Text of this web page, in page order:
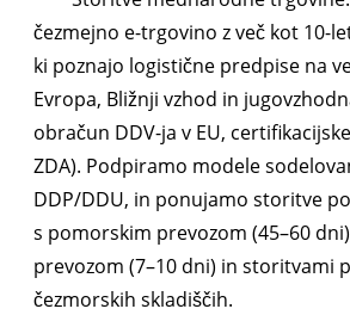
čezmejno e-trgovino z več kot 10-
ki poznajo logistične predpise na
Evropa, Bližnji vzhod in
obračun DDV-ja v EU,
ZDA). Podpiramo modele
DDP/DDU, in ponujamo storitve
s pomorskim prevozom (45–60
prevozom (7–10 dni) in storitvami
čezmorskih skladiščih.